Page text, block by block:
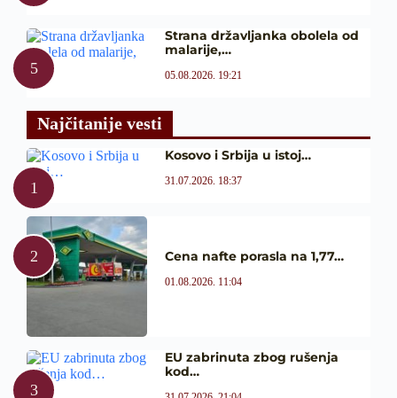
Strana državljanka obolela od
malarije,…
05.08.2026. 19:21
Najčitanije vesti
Kosovo i Srbija u istoj…
31.07.2026. 18:37
Cena nafte porasla na 1,77…
01.08.2026. 11:04
EU zabrinuta zbog rušenja
kod…